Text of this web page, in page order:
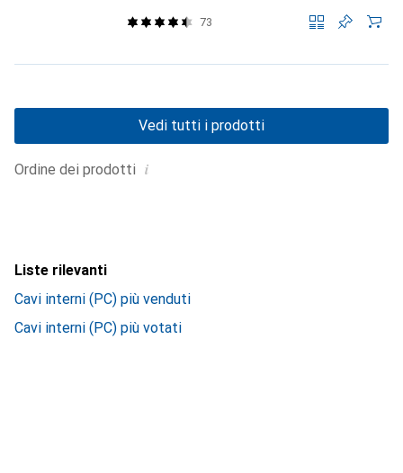
73
Ordine dei prodotti i
Vedi tutti i prodotti
Liste rilevanti
Cavi interni (PC) più venduti
Cavi interni (PC) più votati